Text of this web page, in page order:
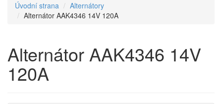
Úvodní strana
Alternátory
Alternátor AAK4346 14V 120A
Alternátor AAK4346 14V
120A